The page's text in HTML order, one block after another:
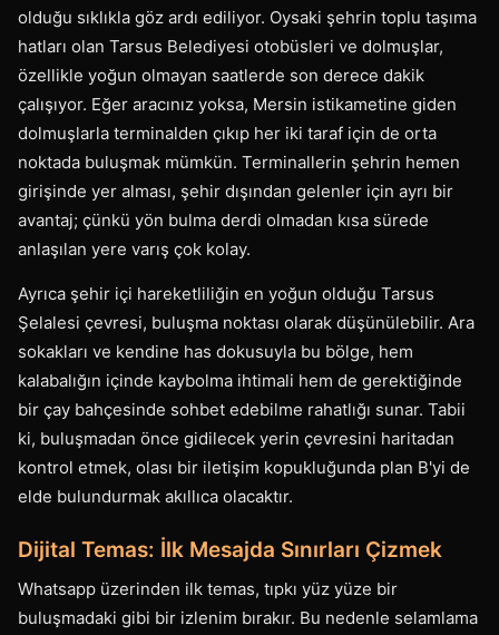
olduğu sıklıkla göz ardı ediliyor. Oysaki şehrin toplu taşıma
hatları olan Tarsus Belediyesi otobüsleri ve dolmuşlar,
özellikle yoğun olmayan saatlerde son derece dakik
çalışıyor. Eğer aracınız yoksa, Mersin istikametine giden
dolmuşlarla terminalden çıkıp her iki taraf için de orta
noktada buluşmak mümkün. Terminallerin şehrin hemen
girişinde yer alması, şehir dışından gelenler için ayrı bir
avantaj; çünkü yön bulma derdi olmadan kısa sürede
anlaşılan yere varış çok kolay.
Ayrıca şehir içi hareketliliğin en yoğun olduğu Tarsus
Şelalesi çevresi, buluşma noktası olarak düşünülebilir. Ara
sokakları ve kendine has dokusuyla bu bölge, hem
kalabalığın içinde kaybolma ihtimali hem de gerektiğinde
bir çay bahçesinde sohbet edebilme rahatlığı sunar. Tabii
ki, buluşmadan önce gidilecek yerin çevresini haritadan
kontrol etmek, olası bir iletişim kopukluğunda plan B'yi de
elde bulundurmak akıllıca olacaktır.
Dijital Temas: İlk Mesajda Sınırları Çizmek
Whatsapp üzerinden ilk temas, tıpkı yüz yüze bir
buluşmadaki gibi bir izlenim bırakır. Bu nedenle selamlama